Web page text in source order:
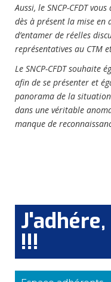
Aussi, le SNCP-CFDT
dès à présent la mise en
d’entamer de réelles
représentatives au CTM
Le SNCP-CFDT souhaite
afin de se présenter et
panorama de la
dans une véritable
manque de
!!!